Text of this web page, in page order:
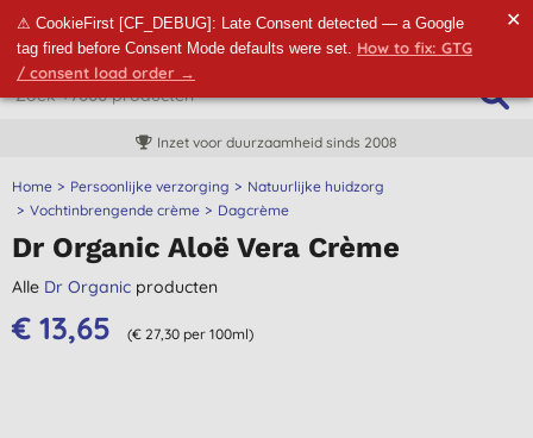
⚠ CookieFirst [CF_DEBUG]: Late Consent detected — a Google
tag fired before Consent Mode defaults were set. How to fix: GTG
/ consent load order →
✕
Inzet voor duurzaamheid sinds 2008
Home Persoonlijke verzorging
Natuurlijke huidzorg
Vochtinbrengende crème
Dagcrème
Dr Organic Aloë Vera Crème
Alle Dr Organic producten
€ 13,65 (€ 27,30 per 100ml)